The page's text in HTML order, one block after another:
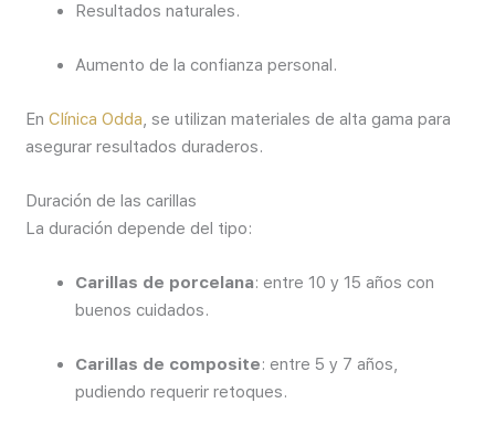
Resultados naturales.
Aumento de la confianza personal.
EnClínica Odda, se utilizan materiales de alta gama para
asegurar resultados duraderos.
Duración de las carillas
La duración depende del tipo:
Carillas de porcelana: entre 10 y 15 años con
buenos cuidados.
Carillas de composite: entre 5 y 7 años,
pudiendo requerir retoques.